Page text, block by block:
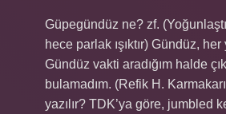
Güpegündüz ne? zf.
hece parlak ışıktır) Gündüz, her
Gündüz vakti aradığım halde
bulamadım. (Refik H.
yazılır? TDK’ya göre, jumbled